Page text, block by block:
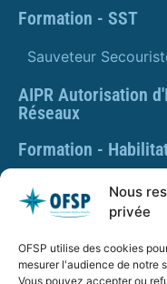
Nous
privée
OFSP utilise des cookies
mesurer l'audience de notre
Vous pouvez accepter ou
Formation - SST
Sauveteur
AIPR Autorisation
Réseaux
Formation -
Formation -
Formation Gestes
PLAQUETTE DE